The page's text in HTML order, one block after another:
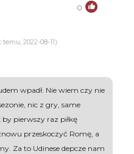
0
2022-08-11)
wpadł. Nie wiem czy nie
nic z gry, same
pierwszy raz piłkę
przeskoczyć Romę, a
Za to Udinese depcze nam